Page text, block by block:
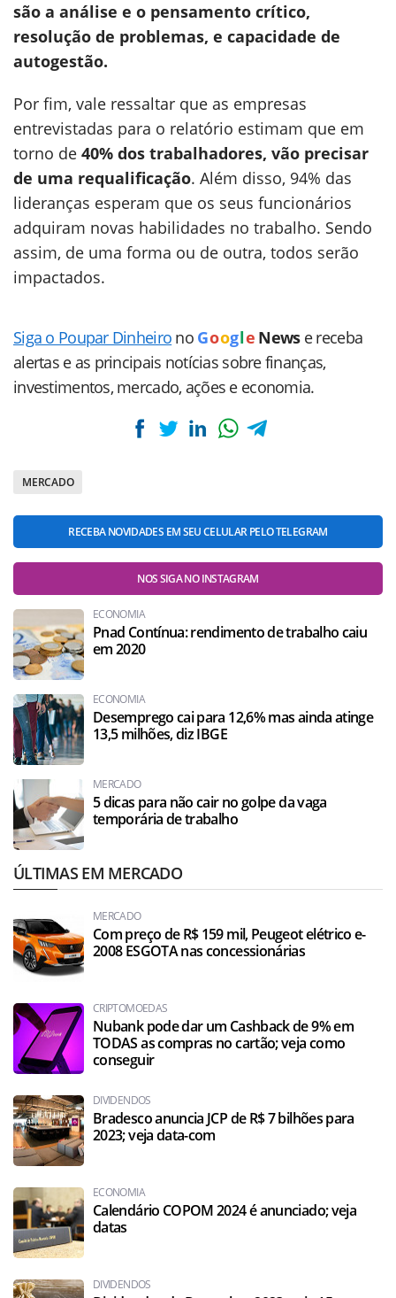
são a análise e o pensamento crítico,
resolução de problemas, e capacidade de
autogestão.
Por fim, vale ressaltar que as empresas
entrevistadas para o relatório estimam que em
torno de 40% dos trabalhadores, vão precisar
de uma requalificação. Além disso, 94% das
lideranças esperam que os seus funcionários
adquiram novas habilidades no trabalho. Sendo
assim, de uma forma ou de outra, todos serão
impactados.
Siga o Poupar Dinheiro no Goog le News e receba
alertas e as principais notícias sobre finanças,
investimentos, mercado, ações e economia.
MERCADO
RECEBA NOVIDADES EM SEU CELULAR PELO TELEGRAM
NOS SIGA NO INSTAGRAM
ECONOMIA
Pnad Contínua: rendimento de trabalho caiu
em 2020
ECONOMIA
Desemprego cai para 12,6% mas ainda atinge
13,5 milhões, diz IBGE
MERCADO
5 dicas para não cair no golpe da vaga
temporária de trabalho
ÚLTIMAS EM MERCADO
MERCADO
Com preço de R$ 159 mil, Peugeot elétrico e-
2008 ESGOTA nas concessionárias
CRIPTOMOEDAS
Nubank pode dar um Cashback de 9% em
TODAS as compras no cartão; veja como
conseguir
DIVIDENDOS
Bradesco anuncia JCP de R$ 7 bilhões para
2023; veja data-com
ECONOMIA
Calendário COPOM 2024 é anunciado; veja
datas
DIVIDENDOS